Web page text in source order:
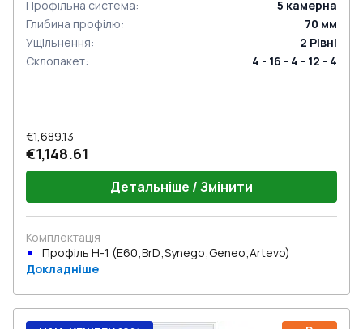
Профільна система: 5 камерна
Глибина профілю: 70 мм
Ущільнення: 2 Рівні
Склопакет: 4 - 16 - 4 - 12 - 4
€1,689.13
€1,148.61
Детальніше / Змінити
Комплектація
Профіль Н-1 (E60;BrD;Synego;Geneo;Artevo)
Докладніше